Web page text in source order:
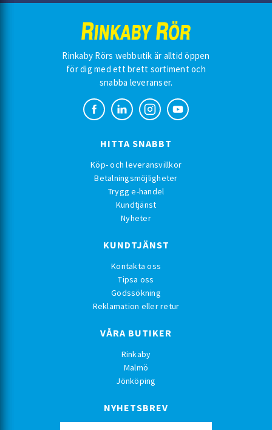
Rinkaby Rörs webbutik är alltid öppen
för dig med ett brett sortiment och
snabba leveranser.
HITTA SNABBT
Köp- och leveransvillkor
Betalningsmöjligheter
Trygg e-handel
Kundtjänst
Nyheter
KUNDTJÄNST
Kontakta oss
Tipsa oss
Godssökning
Reklamation eller retur
VÅRA BUTIKER
Rinkaby
Malmö
Jönköping
NYHETSBREV